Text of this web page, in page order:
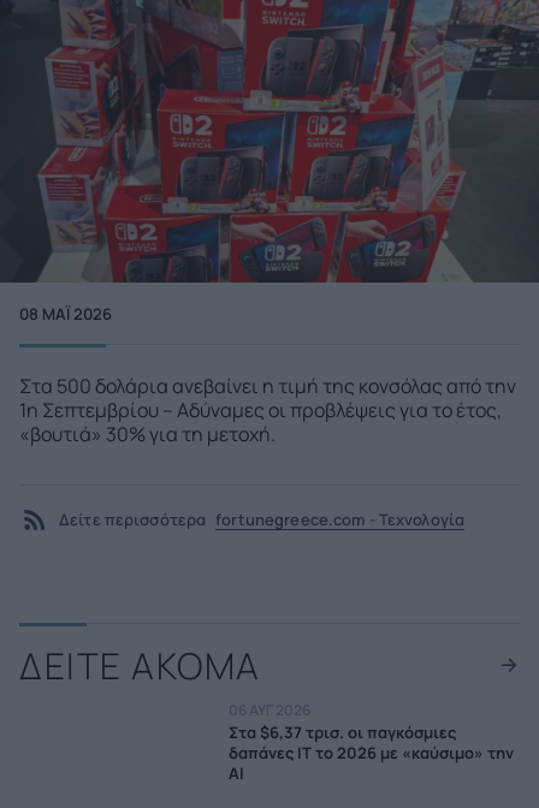
08 ΜΑΪ́ 2026
Στα 500 δολάρια ανεβαίνει η τιμή της κονσόλας από την
1η Σεπτεμβρίου – Αδύναμες οι προβλέψεις για το έτος,
«βουτιά» 30% για τη μετοχή.
Δείτε περισσότερα fortunegreece.com - Τεχνολογία
ΔΕΙΤΕ ΑΚΟΜΑ
06 ΑΥΓ 2026
Στα $6,37 τρισ. οι παγκόσμιες
δαπάνες IT το 2026 με «καύσιμο» την
AI